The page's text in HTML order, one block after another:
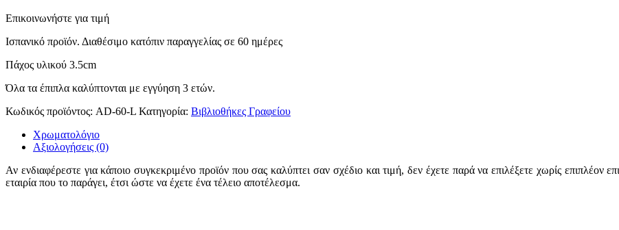
Επικοινωνήστε για τιμή
Ισπανικό προϊόν. Διαθέσιμο κατόπιν παραγγελίας
Πάχος υλικού 3.5cm
Όλα τα έπιπλα καλύπτονται με εγγύηση 3 ετών.
Κωδικός προϊόντος: AD-60-L Κατηγορία: Βιβλιοθήκες Γραφείου
Χρωματολόγιο
Αξιολογήσεις (0)
Αν ενδιαφέρεστε για κάποιο συγκεκριμένο προϊόν που σας καλύπτει σαν σχέδιο και τιμή, δεν έχετε παρά να επιλέξετε χωρίς επιπλέον
εταιρία που το παράγει, έτσι ώστε να έχετε ένα τέλειο αποτέλεσμα.